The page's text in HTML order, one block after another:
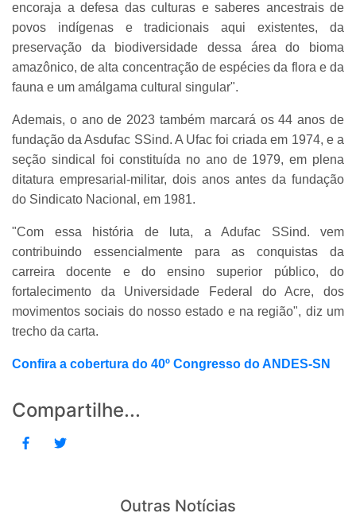
encoraja a defesa das culturas e saberes ancestrais de
povos indígenas e tradicionais aqui existentes, da
preservação da biodiversidade dessa área do bioma
amazônico, de alta concentração de espécies da flora e da
fauna e um amálgama cultural singular".
Ademais, o ano de 2023 também marcará os 44 anos de
fundação da Asdufac SSind. A Ufac foi criada em 1974, e a
seção sindical foi constituída no ano de 1979, em plena
ditatura empresarial-militar, dois anos antes da fundação
do Sindicato Nacional, em 1981.
"Com essa história de luta, a Adufac SSind. vem
contribuindo essencialmente para as conquistas da
carreira docente e do ensino superior público, do
fortalecimento da Universidade Federal do Acre, dos
movimentos sociais do nosso estado e na região", diz um
trecho da carta.
Confira a cobertura do 40º Congresso do ANDES-SN
Compartilhe...
Outras Notícias